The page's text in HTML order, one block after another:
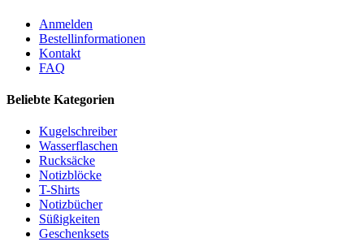
Anmelden
Bestellinformationen
Kontakt
FAQ
Beliebte Kategorien
Kugelschreiber
Wasserflaschen
Rucksäcke
Notizblöcke
T-Shirts
Notizbücher
Süßigkeiten
Geschenksets